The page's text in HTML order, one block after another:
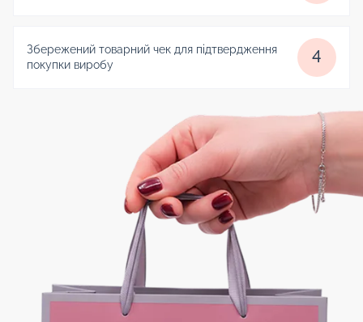
Збережений товарний чек для підтвердження
покупки виробу
4